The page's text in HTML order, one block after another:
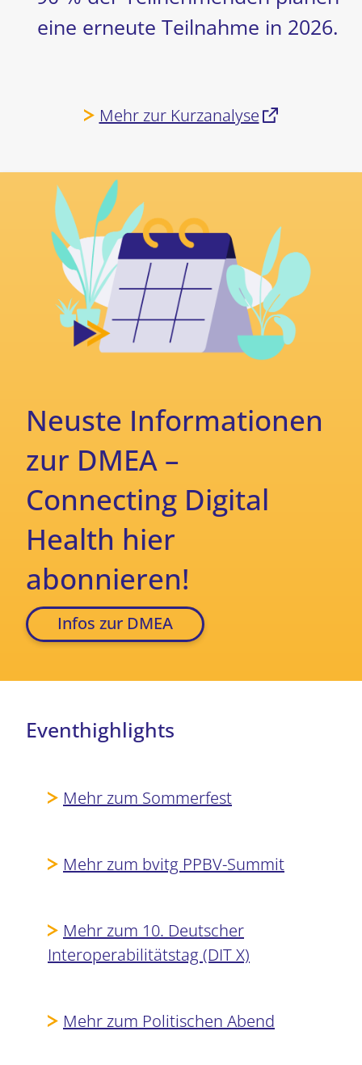
eine erneute Teilnahme in 2026.
Mehr zur Kurzanalyse
Neuste Informationen
zur DMEA –
Connecting Digital
Health hier
abonnieren!
Infos zur DMEA
Eventhighlights
Mehr zum Sommerfest
Mehr zum bvitg PPBV-Summit
Mehr zum 10. Deutscher
Interoperabilitätstag (DIT X)
Mehr zum Politischen Abend